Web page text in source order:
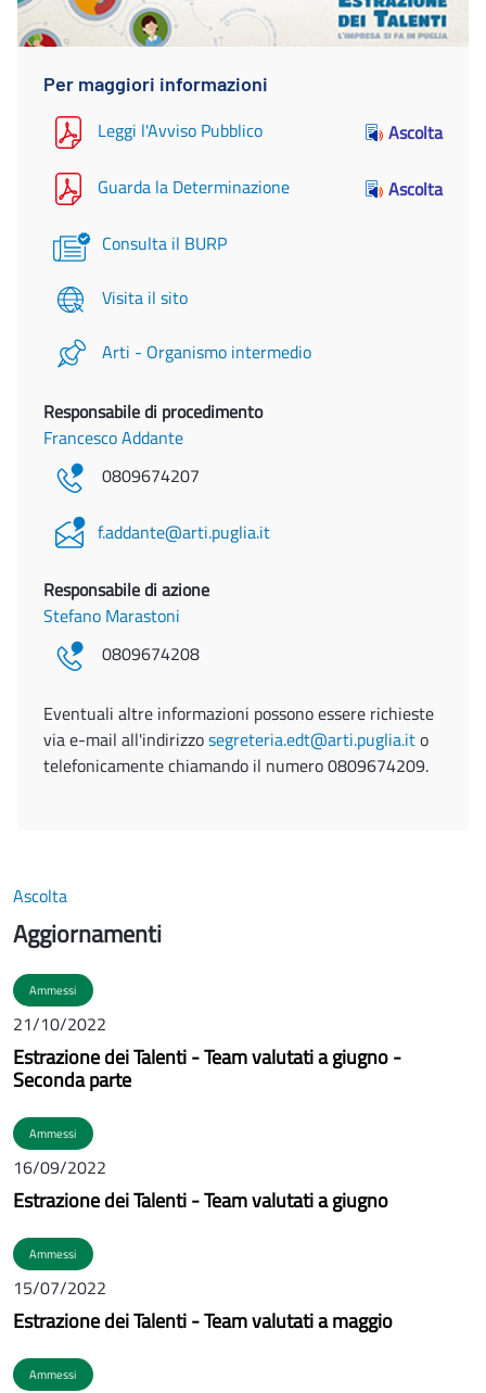
Per maggiori informazioni
Leggi l'Avviso Pubblico Ascolta
Guarda la Determinazione Ascolta
Consulta il BURP
Visita il sito
Arti - Organismo intermedio
Responsabile di procedimento
Francesco Addante
0809674207
f.addante@arti.puglia.it
Responsabile di azione
Stefano Marastoni
0809674208
Eventuali altre informazioni possono essere richieste
via e-mail all'indirizzosegreteria.edt@arti.puglia.ito
telefonicamente chiamando il numero 0809674209.
Ascolta
Aggiornamenti
Ammessi
21/10/2022
Estrazione dei Talenti - Team valutati a giugno -
Seconda parte
Ammessi
16/09/2022
Estrazione dei Talenti - Team valutati a giugno
Ammessi
15/07/2022
Estrazione dei Talenti - Team valutati a maggio
Ammessi